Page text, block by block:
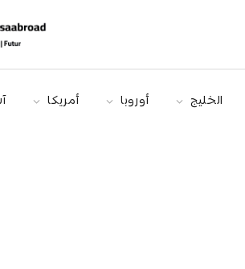
الخليج أوروبا أمريكا